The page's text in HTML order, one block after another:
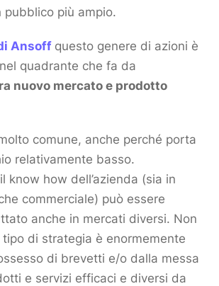
pubblico più ampio.
Ansoff questo genere di azioni è
quadrante che fa da
nuovo mercato e prodotto
comune, anche perché porta
relativamente basso.
know how dell’azienda (sia in
commerciale) può essere
anche in mercati diversi. Non
di strategia è enormemente
di brevetti e/o dalla messa
e servizi efficaci e diversi da